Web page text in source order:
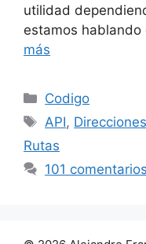
utilidad
estamos
más
Categorías
Codigo
Etiquetas
API, Direcciones
Rutas
101 comentarios